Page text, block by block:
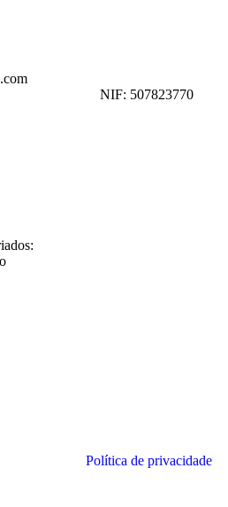
503 NIF: 507823770
Política de privacidade